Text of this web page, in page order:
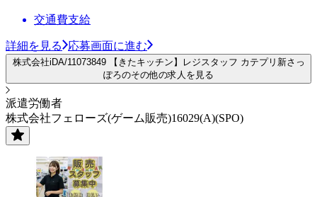
交通費支給
詳細を見る 応募画面に進む
株式会社iDA/11073849 【きたキッチン】レジスタッフ カテプリ新さっ
ぽろのその他の求人を見る
派遣労働者
株式会社フェローズ(ゲーム販売)16029(A)(SPO)